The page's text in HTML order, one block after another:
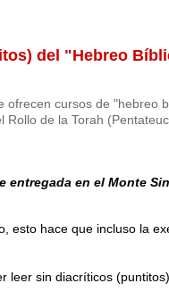
del "Hebreo
ofrecen cursos de "hebreo
de la Torah
entregada en el Monte
hace que incluso la
leer sin diacríticos